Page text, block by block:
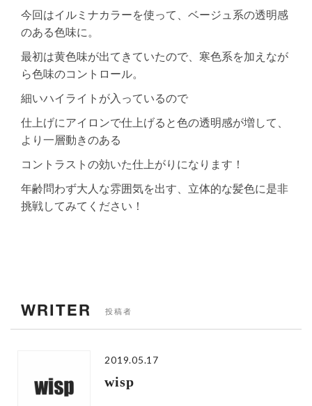
今回はイルミナカラーを使って、ベージュ系の透明感
のある色味に。
最初は黄色味が出てきていたので、寒色系を加えなが
ら色味のコントロール。
細いハイライトが入っているので
仕上げにアイロンで仕上げると色の透明感が増して、
より一層動きのある
コントラストの効いた仕上がりになります！
年齢問わず大人な雰囲気を出す、立体的な髪色に是非
挑戦してみてください！
WRITER 投稿者
2019.05.17
wisp